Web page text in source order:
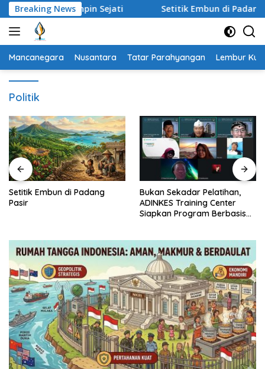
Langsung
ke
konten
Breaking News
Pemimpin Sejati Setitik Embun di Padang Pasir
Mancanegara Nusantara Tatar Parahyangan Lembur
Politik
Setitik Embun di Padang
Pasir
Bukan Sekadar Pelatihan,
ADINKES Training Center
Siapkan Program Berbasis